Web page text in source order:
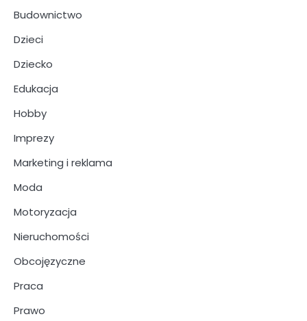
Budownictwo
Dzieci
Dziecko
Edukacja
Hobby
Imprezy
Marketing i reklama
Moda
Motoryzacja
Nieruchomości
Obcojęzyczne
Praca
Prawo